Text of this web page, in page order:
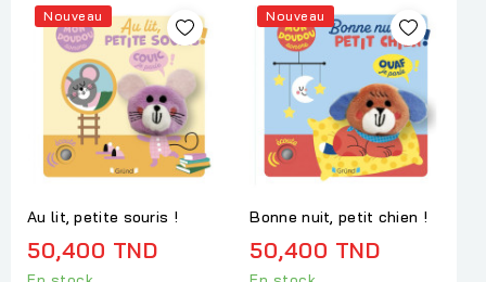
Nouveau
Au lit, petite souris !
50,400 TND
Nouveau
Bonne nuit, petit chien !
50,400 TND